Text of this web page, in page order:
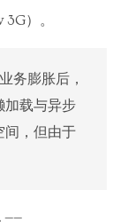
）。
务膨胀后，
加载与异步
间，但由于
——